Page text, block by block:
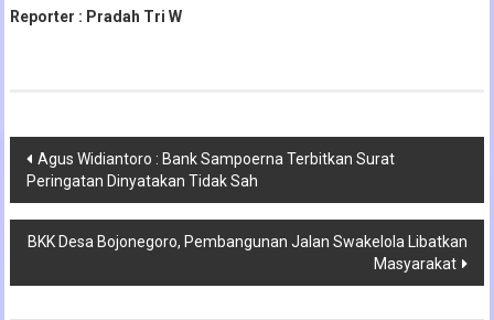
Reporter : Pradah Tri W
Navigasi
pos
Agus Widiantoro : Bank Sampoerna Terbitkan Surat
Peringatan Dinyatakan Tidak Sah
BKK Desa Bojonegoro, Pembangunan Jalan Swakelola Libatkan
Masyarakat